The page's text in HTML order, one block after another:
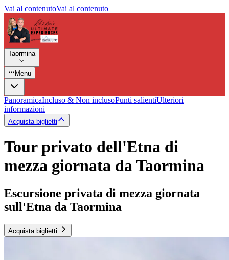
Vai al contenutoVai al contenuto
Taormina
Menu
PanoramicaIncluso & Non inclusoPunti salientiUlteriori
informazioni
Acquista biglietti
Tour privato dell'Etna di
mezza giornata da Taormina
Escursione privata di mezza giornata
sull'Etna da Taormina
Acquista biglietti